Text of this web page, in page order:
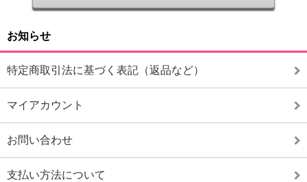
お知らせ
特定商取引法に基づく表記（返品など）
マイアカウント
お問い合わせ
支払い方法について